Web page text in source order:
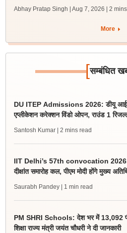
Abhay Pratap Singh | Aug 7, 2026 | 2
More
[सम्बंधित
DU ITEP Admissions 2026: डीयू
एप्लीकेशन करेक्शन विंडो ओपन, राउंड 1
Santosh Kumar | 2 mins read
IIT Delhi’s 57th convocation 2026:
दीक्षांत समारोह कल, पीएम मोदी होंगे मुख्य
Saurabh Pandey | 1 min read
PM SHRI Schools: देश भर में 13,092
शिक्षा राज्य मंत्री जयंत चौधरी ने दी जानकारी